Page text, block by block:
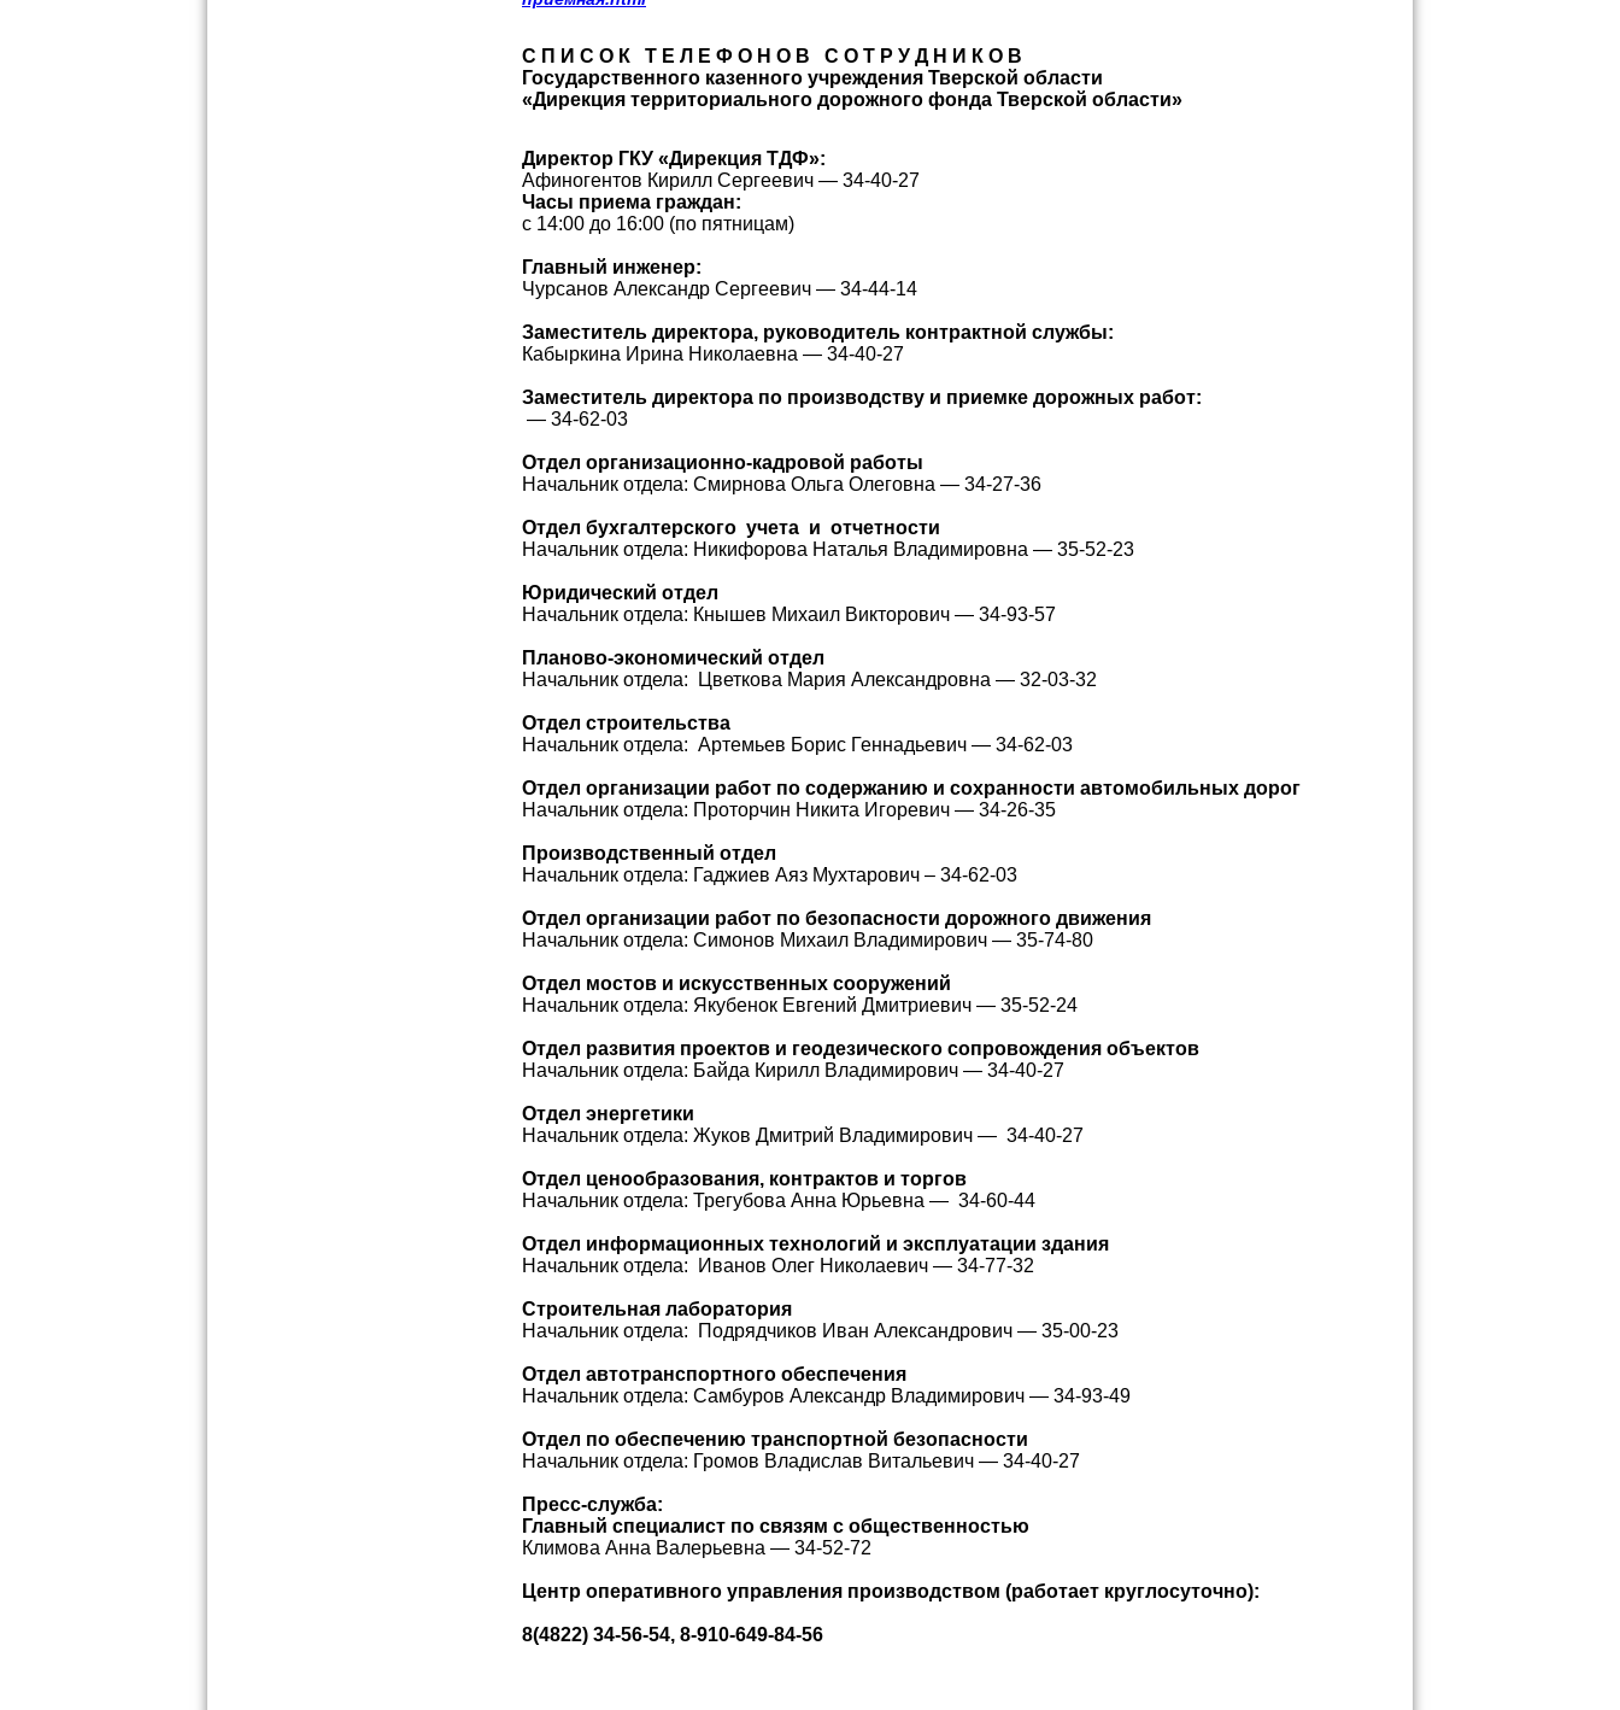
С П И С О К Т Е Л Е Ф О Н О В С О Т Р У Д Н И К О В
Государственного казенного учреждения Тверской области
«Дирекция территориального дорожного фонда Тверской области»
Директор ГКУ «Дирекция ТДФ»:
Афиногентов Кирилл Сергеевич — 34-40-27
Часы приема граждан:
с 14:00 до 16:00 (по пятницам)
Главный инженер:
Чурсанов Александр Сергеевич — 34-44-14
Заместитель директора, руководитель контрактной службы:
Кабыркина Ирина Николаевна — 34-40-27
Заместитель директора по производству и приемке дорожных работ:
— 34-62-03
Отдел организационно-кадровой работы
Начальник отдела: Смирнова Ольга Олеговна — 34-27-36
Отдел бухгалтерского учета и отчетности
Начальник отдела: Никифорова Наталья Владимировна — 35-52-23
Юридический отдел
Начальник отдела: Кнышев Михаил Викторович — 34-93-57
Планово-экономический отдел
Начальник отдела: Цветкова Мария Александровна — 32-03-32
Отдел строительства
Начальник отдела: Артемьев Борис Геннадьевич — 34-62-03
Отдел организации работ по содержанию и сохранности автомобильных дорог
Начальник отдела: Проторчин Никита Игоревич — 34-26-35
Производственный отдел
Начальник отдела: Гаджиев Аяз Мухтарович – 34-62-03
Отдел организации работ по безопасности дорожного движения
Начальник отдела: Симонов Михаил Владимирович — 35-74-80
Отдел мостов и искусственных сооружений
Начальник отдела: Якубенок Евгений Дмитриевич — 35-52-24
Отдел развития проектов и геодезического сопровождения объектов
Начальник отдела: Байда Кирилл Владимирович — 34-40-27
Отдел энергетики
Начальник отдела: Жуков Дмитрий Владимирович — 34-40-27
Отдел ценообразования, контрактов и торгов
Начальник отдела: Трегубова Анна Юрьевна — 34-60-44
Отдел информационных технологий и эксплуатации здания
Начальник отдела: Иванов Олег Николаевич — 34-77-32
Строительная лаборатория
Начальник отдела: Подрядчиков Иван Александрович — 35-00-23
Отдел автотранспортного обеспечения
Начальник отдела: Самбуров Александр Владимирович — 34-93-49
Отдел по обеспечению транспортной безопасности
Начальник отдела: Громов Владислав Витальевич — 34-40-27
Пресс-служба:
Главный специалист по связям с общественностью
Климова Анна Валерьевна — 34-52-72
Центр оперативного управления производством (работает круглосуточно):
8(4822) 34-56-54, 8-910-649-84-56